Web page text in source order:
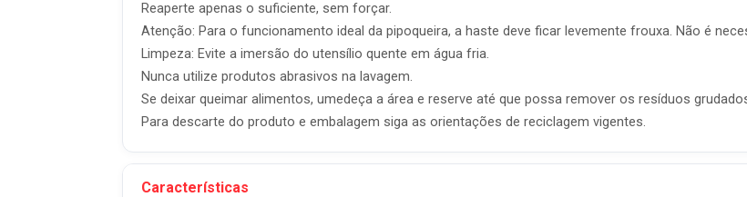
Reaperte apenas o suficiente, sem forçar.
Atenção: Para o funcionamento ideal da pipoqueira, a haste deve ficar levemente frouxa. Não é
Limpeza: Evite a imersão do utensílio quente em água fria.
Nunca utilize produtos abrasivos na lavagem.
Se deixar queimar alimentos, umedeça a área e reserve até que possa remover os resíduos
Para descarte do produto e embalagem siga as orientações de reciclagem vigentes.
Características